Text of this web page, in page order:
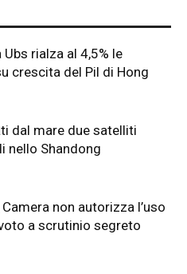
Ubs rialza al 4,5% le
crescita del Pil di Hong
dal mare due satelliti
nello Shandong
non autorizza l’uso
a scrutinio segreto